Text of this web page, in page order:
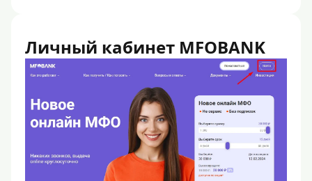
Личный кабинет MFOBANK